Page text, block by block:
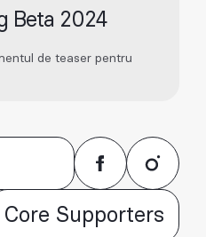
Beta 2024
de teaser pentru
Core Supporters